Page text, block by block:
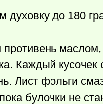
духовку до 180
Каждый
Лист фольги
булочки не